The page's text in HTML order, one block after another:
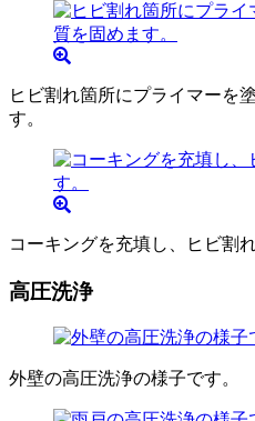
ヒビ割れ箇所にプライマーを
す。
コーキングを充填し、ヒビ割
高圧洗浄
外壁の高圧洗浄の様子です。